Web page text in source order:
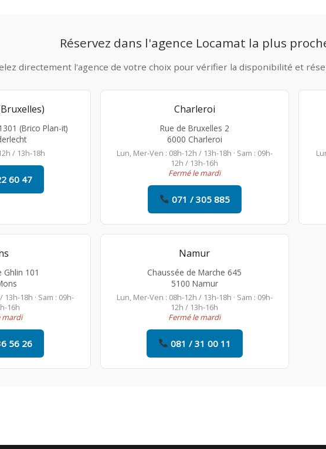
Réservez dans l'agence Locamat la plus
directement l'agence de votre choix pour vérifier la disponibilité et
(Brico Plan-it)
/ 13h-18h
60 47
Charleroi
Rue de Bruxelles 2
6000 Charleroi
Lun, Mer-Ven : 08h-12h / 13h-18h · Sam : 09h-
12h / 13h-16h
Fermé le mardi
071 / 305 885
Ghlin 101
18h · Sam : 09h-
16h
mardi
56 26
Namur
Chaussée de Marche 645
5100 Namur
Lun, Mer-Ven : 08h-12h / 13h-18h · Sam : 09h-
12h / 13h-16h
Fermé le mardi
081 / 31 00 11